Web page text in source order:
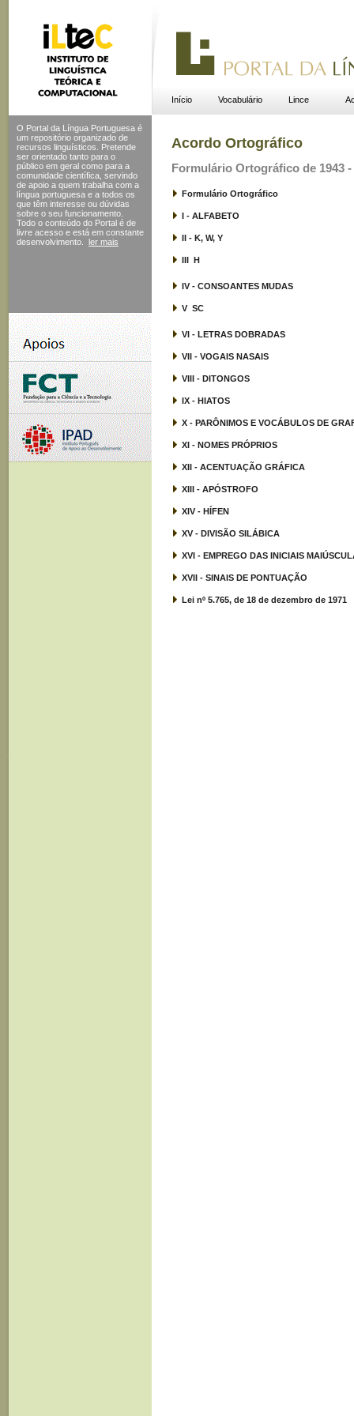
Início Vocabulário Lince
O Portal da Língua Portuguesa é
um repositório organizado de
recursos linguísticos. Pretende
ser orientado tanto para o
público em geral como para a
comunidade científica, servindo
de apoio a quem trabalha com a
língua portuguesa e a todos os
que têm interesse ou dúvidas
sobre o seu funcionamento.
Todo o conteúdo do Portal é de
livre acesso e está em constante
desenvolvimento.
ler mais
Acordo Ortográfico
Formulário Ortográfico de 1943
Formulário Ortográfico
I - ALFABETO
II - K, W, Y
III  H
IV - CONSOANTES MUDAS
V  SC
VI - LETRAS DOBRADAS
VII - VOGAIS NASAIS
VIII - DITONGOS
IX - HIATOS
X - PARÔNIMOS E VOCÁBULOS DE
XI - NOMES PRÓPRIOS
XII - ACENTUAÇÃO GRÁFICA
XIII - APÓSTROFO
XIV - HÍFEN
XV - DIVISÃO SILÁBICA
XVI - EMPREGO DAS INICIAIS
XVII - SINAIS DE PONTUAÇÃO
Lei nº 5.765, de 18 de dezembro de 1971